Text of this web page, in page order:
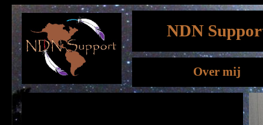
NDN
Over mij